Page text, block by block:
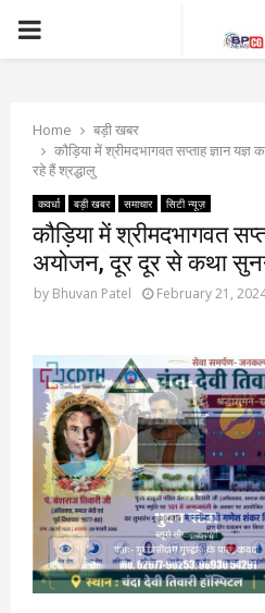
PRIMARY
Home
बड़ी खबर
कौड़िया में श्रीमदभागवत सप्ताह ज्ञान
रहे हैं श्रद्धालु
कवर्धा बड़ी खबर समाचार सिटी न्यूज़
कौड़िया में श्रीमदभागवत
अयोजन, दूर दूर से कथा
by Bhuvan Patel February 21,